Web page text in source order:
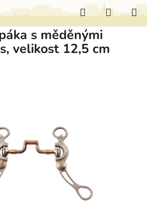
Hledat
KOŠÍK
s měděnými
velikost 12,5 cm